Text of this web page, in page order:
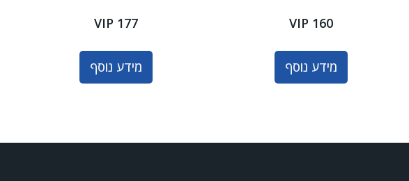
VIP 160
מידע נוסף
VIP 177
מידע נוסף